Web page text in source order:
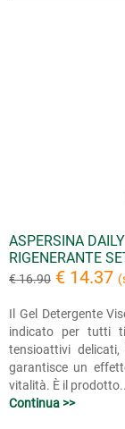
ASPERSINA
RIGENERANTE
€ 16.90 € 14.37
Il Gel Detergente
indicato per tutti
tensioattivi
garantisce un
vitalità. È il
Continua >>